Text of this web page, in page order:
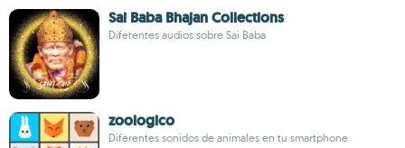
Sai Baba Bhajan Collections
Diferentes audios sobre Sai Baba
zoologico
Diferentes sonidos de animales en tu smartphone